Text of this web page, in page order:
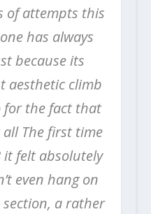
of attempts this
has always
because its
aesthetic climb
for the fact that
all The first time
felt absolutely
even hang on
a rather